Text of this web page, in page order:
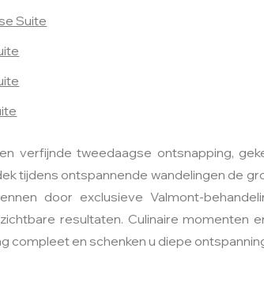
Suite
verfijnde tweedaagse ontsnapping,
tijdens ontspannende wandelingen de
door exclusieve Valmont-
resultaten. Culinaire momenten
compleet en schenken u diepe